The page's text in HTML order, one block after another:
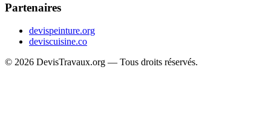
Partenaires
devispeinture.org
deviscuisine.co
© 2026 DevisTravaux.org — Tous droits réservés.